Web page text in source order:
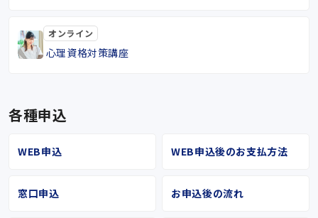
オンライン
心理資格対策講座
各種申込
WEB申込 WEB申込後のお支払方法
窓口申込 お申込後の流れ